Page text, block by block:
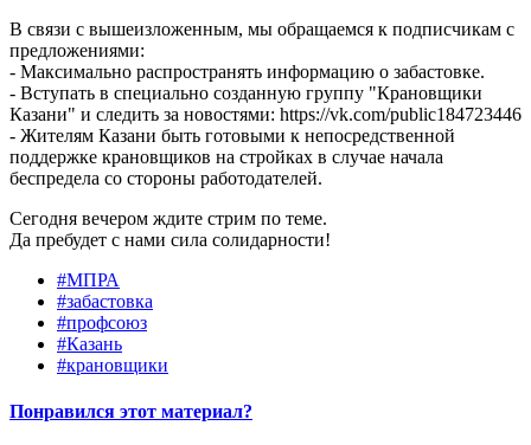
В связи с вышеизложенным, мы обращаемся к подписчикам с
предложениями:
- Максимально распространять информацию о забастовке.
- Вступать в специально созданную группу "Крановщики
Казани" и следить за новостями: https://vk.com/public184723446
- Жителям Казани быть готовыми к непосредственной
поддержке крановщиков на стройках в случае начала
беспредела со стороны работодателей.
Сегодня вечером ждите стрим по теме.
Да пребудет с нами сила солидарности!
#МПРА
#забастовка
#профсоюз
#Казань
#крановщики
Понравился этот материал?